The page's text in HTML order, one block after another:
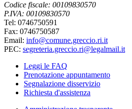
Codice fiscale: 00109830570
P.IVA: 00109830570
Tel: 0746750591
Fax: 0746750587
Email: info@comune.greccio.ri.it
PEC: segreteria.greccio.ri@legalmail.it
Leggi le FAQ
Prenotazione appuntamento
Segnalazione disservizio
Richiesta d'assistenza